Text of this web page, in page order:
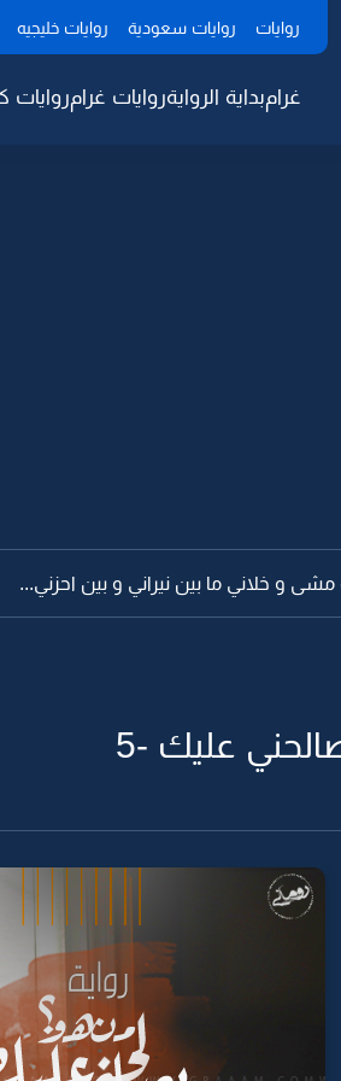
روايات روايات سعودية روايات خليجيه
غرامبداية الروايةروايات غرامروايات
مشى و خلاني ما بين نيراني و بين احزني...
عليك -5